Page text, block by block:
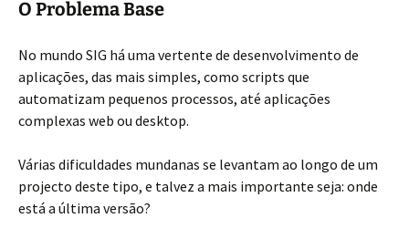
O Problema Base
No mundo SIG há uma vertente de desenvolvimento de
aplicações, das mais simples, como scripts que
automatizam pequenos processos, até aplicações
complexas web ou desktop.
Várias dificuldades mundanas se levantam ao longo de um
projecto deste tipo, e talvez a mais importante seja: onde
está a última versão?